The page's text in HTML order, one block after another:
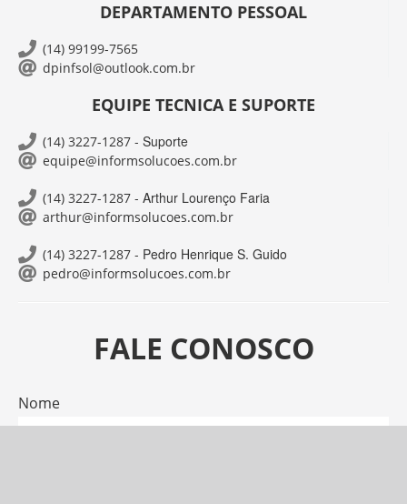
DEPARTAMENTO PESSOAL
(14) 99199-7565
dpinfsol@outlook.com.br
EQUIPE TECNICA E SUPORTE
(14) 3227-1287 - Suporte
equipe@informsolucoes.com.br
(14) 3227-1287 - Arthur Lourenço Faria
arthur@informsolucoes.com.br
(14) 3227-1287 - Pedro Henrique S. Guido
pedro@informsolucoes.com.br
FALE CONOSCO
Nome